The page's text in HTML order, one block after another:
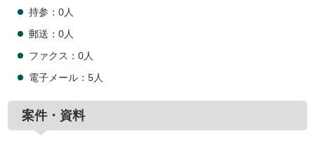
持参：0人
郵送：0人
ファクス：0人
電子メール：5人
案件・資料